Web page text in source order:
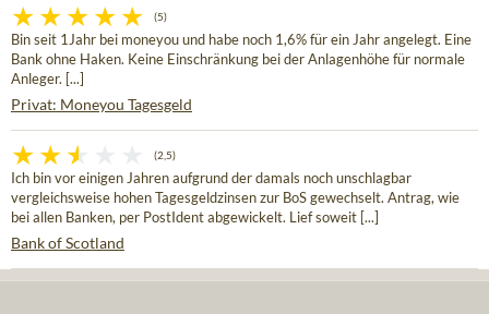
(5)
Bin seit 1Jahr bei moneyou und habe noch 1,6% für ein Jahr angelegt. Eine
Bank ohne Haken. Keine Einschränkung bei der Anlagenhöhe für normale
Anleger. [...]
Privat: Moneyou Tagesgeld
(2,5)
Ich bin vor einigen Jahren aufgrund der damals noch unschlagbar
vergleichsweise hohen Tagesgeldzinsen zur BoS gewechselt. Antrag, wie
bei allen Banken, per PostIdent abgewickelt. Lief soweit [...]
Bank of Scotland